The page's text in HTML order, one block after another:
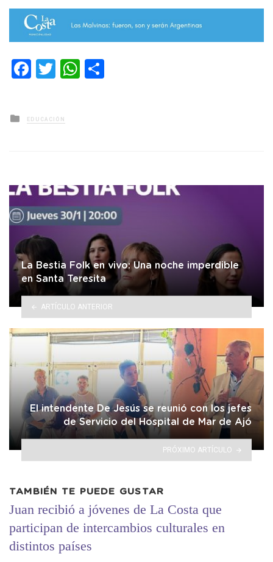
Facebook
TwitterWhatsApp
Posted
in
EDUCACIÓN
La Bestia Folk en vivo: Una noche imperdible
en Santa Teresita
ARTÍCULO ANTERIOR
El intendente De Jesús se reunió con los jefes
de Servicio del Hospital de Mar de Ajó
PRÓXIMO ARTÍCULO
TAMBIÉN TE PUEDE GUSTAR
Juan recibió a jóvenes de La Costa que
participan de intercambios culturales en
distintos países